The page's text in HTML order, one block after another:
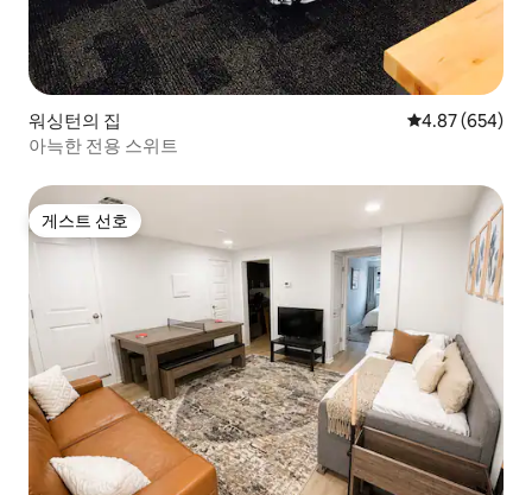
워싱턴의 집 평점 4.87점(5
4.87 (654)
아늑한 전용 스위트
게스트 선호
게스트 선호